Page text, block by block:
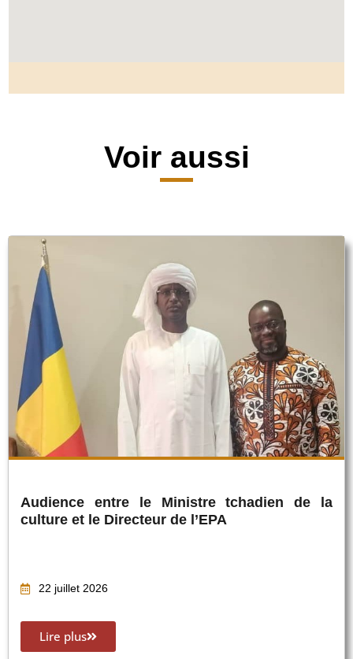
Voir aussi
Audience entre le Ministre tchadien de la
culture et le Directeur de l’EPA
22 juillet 2026
Lire plus